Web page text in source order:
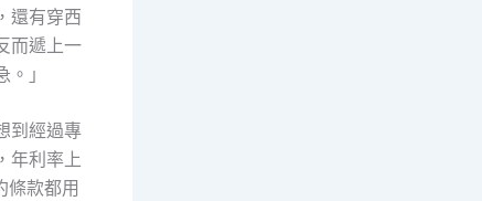
還有穿西
而遞上一
」
到經過專
年利率上
條款都用